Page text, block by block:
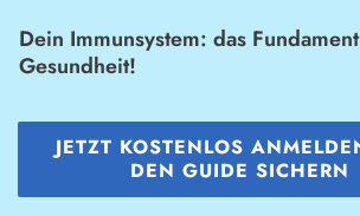
Dein Immunsystem: das
Gesundheit!
JETZT KOSTENLOS
DEN GUIDE SICHERN